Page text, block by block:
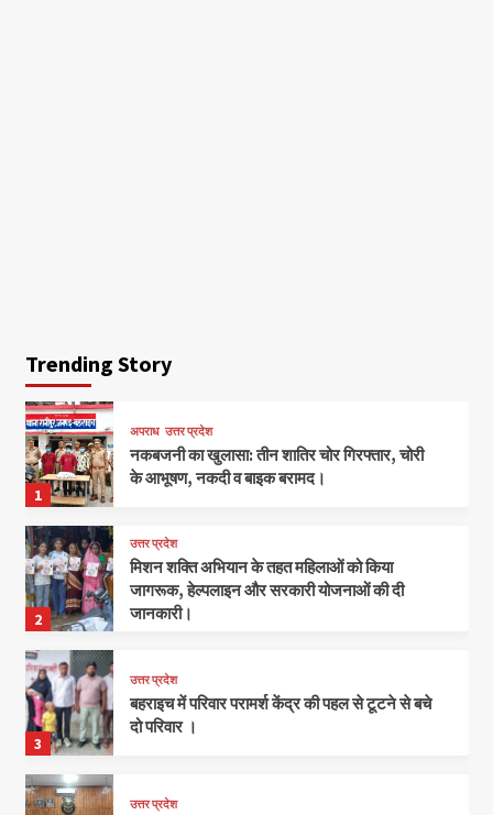
Trending Story
1
अपराध उत्तर प्रदेश
नकबजनी का खुलासा: तीन शातिर चोर गिरफ्तार, चोरी
के आभूषण, नकदी व बाइक बरामद।
2
उत्तर प्रदेश
मिशन शक्ति अभियान के तहत महिलाओं को किया
जागरूक, हेल्पलाइन और सरकारी योजनाओं की दी
जानकारी।
3
उत्तर प्रदेश
बहराइच में परिवार परामर्श केंद्र की पहल से टूटने से बचे
दो परिवार ।
उत्तर प्रदेश